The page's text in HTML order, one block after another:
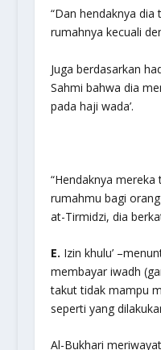
“Dan hendaknya dia
rumahnya kecuali
Juga berdasarkan
Sahmi bahwa dia
pada haji wada’.
“Hendaknya
rumahmu bagi
at-Tirmidzi, dia
E. Izin khulu’
membayar iwadh
takut tidak mampu
seperti yang
Al-Bukhari